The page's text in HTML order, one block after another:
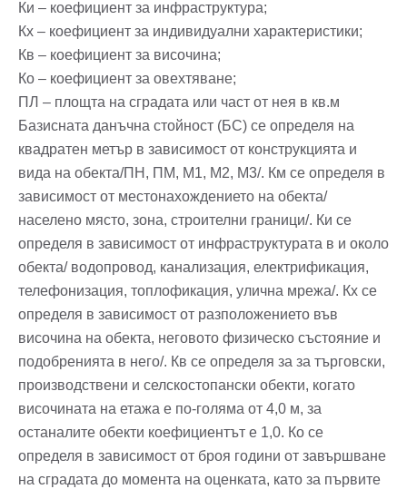
Ки – коефициент за инфраструктура;
Кх – коефициент за индивидуални характеристики;
Кв – коефициент за височина;
Ко – коефициент за овехтяване;
ПЛ – площта на сградата или част от нея в кв.м
Базисната данъчна стойност (БС) се определя на
квадратен метър в зависимост от конструкцията и
вида на обекта/ПН, ПМ, М1, М2, М3/. Км се определя в
зависимост от местонахождението на обекта/
населено място, зона, строителни граници/. Ки се
определя в зависимост от инфраструктурата в и около
обекта/ водопровод, канализация, електрификация,
телефонизация, топлофикация, улична мрежа/. Кх се
определя в зависимост от разположението във
височина на обекта, неговото физическо състояние и
подобренията в него/. Кв се определя за за търговски,
производствени и селскостопански обекти, когато
височината на етажа е по-голяма от 4,0 м, за
останалите обекти коефициентът е 1,0. Ко се
определя в зависимост от броя години от завършване
на сградата до момента на оценката, като за първите